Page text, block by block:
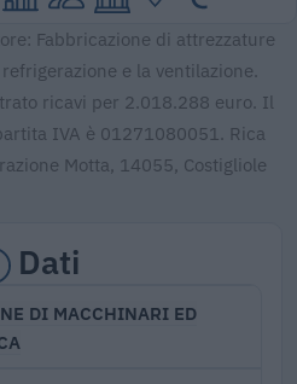
Fabbricazione di attrezzature
e la ventilazione.
ricavi per 2.018.288 euro. Il
IVA è 01271080051. Rica
Motta, 14055, Costigliole
Dati
DI MACCHINARI ED